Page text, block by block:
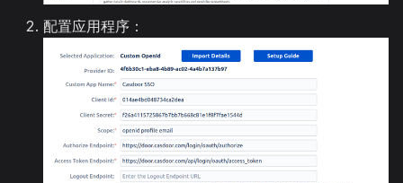
配置应用程序：